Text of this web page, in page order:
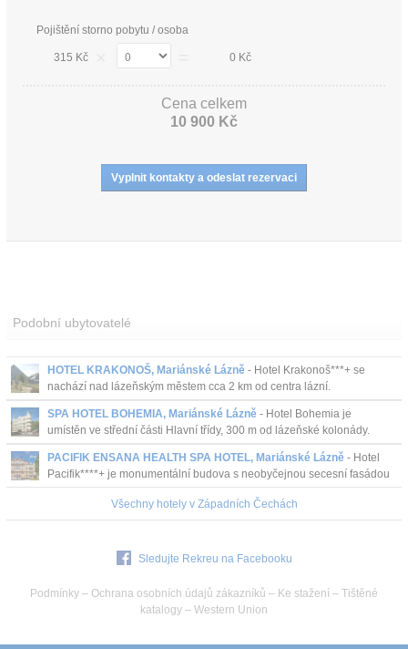
Pojištění storno pobytu / osoba
315 Kč 0 Kč
Cena celkem
10 900 Kč
Podobní ubytovatelé
HOTEL KRAKONOŠ, Mariánské Lázně - Hotel Krakonoš***+ se
nachází nad lázeňským městem cca 2 km od centra lázní.
SPA HOTEL BOHEMIA, Mariánské Lázně - Hotel Bohemia je
umístěn ve střední části Hlavní třídy, 300 m od lázeňské kolonády.
PACIFIK ENSANA HEALTH SPA HOTEL, Mariánské Lázně - Hotel
Pacifik****+ je monumentální budova s neobyčejnou secesní fasádou
na konci hlavní ulice v Mariánských Lázní s vlastním minerální...
Všechny hotely v Západních Čechách
Sledujte Rekreu na Facebooku
Podmínky – Ochrana osobních údajů zákazníků – Ke stažení – Tištěné
katalogy – Western Union